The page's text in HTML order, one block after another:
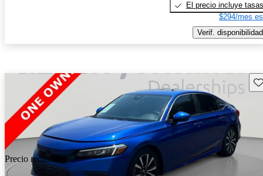
El precio incluye tasas
$294/mes
Verif. disponibilidad
Precio reducido